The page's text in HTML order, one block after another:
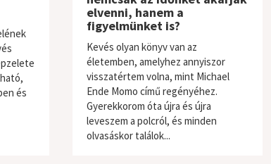
és
elvenni, hanem a
figyelmünket is?
Kevés olyan könyv van az
életemben, amelyhez annyiszor
visszatértem volna, mint Michael
Ende Momo című regényéhez.
Gyerekkorom óta újra és újra
leveszem a polcról, és minden
olvasáskor találok...